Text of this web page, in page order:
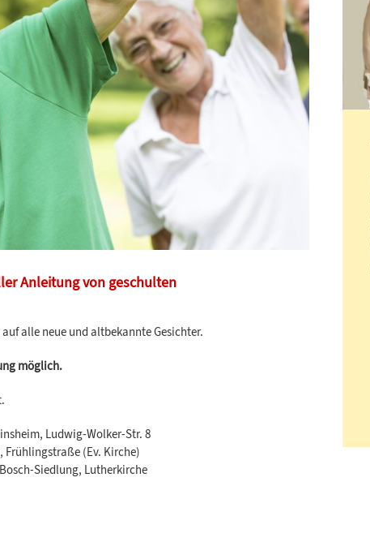
Anleitung von geschulten
alle neue und altbekannte Gesichter.
möglich.
Ludwig-Wolker-Str. 8
Frühlingstraße (Ev. Kirche)
Siedlung, Lutherkirche